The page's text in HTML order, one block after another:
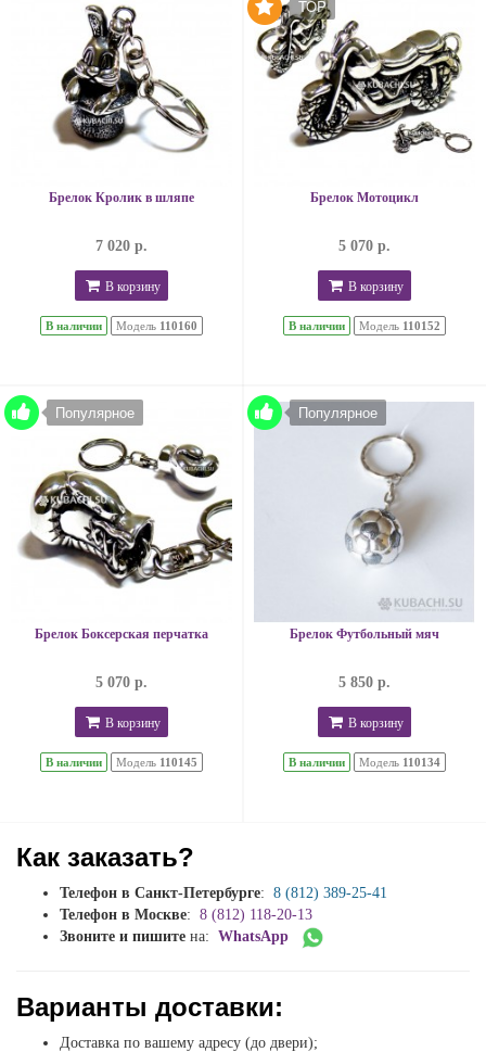
Брелок Кролик в шляпе
7 020 р.
В корзину
В наличии Модель 110160
TOP
Брелок Мотоцикл
5 070 р.
В корзину
В наличии Модель 110152
Популярное
Брелок Боксерская перчатка
5 070 р.
В корзину
В наличии Модель 110145
Популярное
Брелок Футбольный мяч
5 850 р.
В корзину
В наличии Модель 110134
Как заказать?
Телефон в Санкт-Петербурге: 8 (812) 389-25-41
Телефон в Москве: 8 (812) 118-20-13
Звоните и пишите на: WhatsApp
Варианты доставки:
Доставка по вашему адресу (до двери);